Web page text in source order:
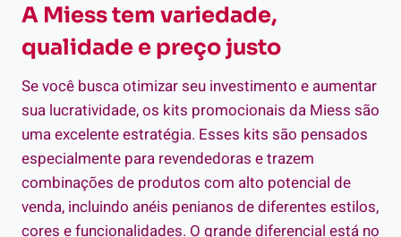
A Miess tem variedade,
qualidade e preço justo
Se você busca otimizar seu investimento e aumentar
sua lucratividade, os kits promocionais da Miess são
uma excelente estratégia. Esses kits são pensados
especialmente para revendedoras e trazem
combinações de produtos com alto potencial de
venda, incluindo anéis penianos de diferentes estilos,
cores e funcionalidades. O grande diferencial está no